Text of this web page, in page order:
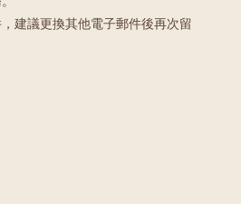
建議更換其他電子郵件後再次留